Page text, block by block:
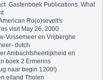
Gastenboek Publications What
Ro(o)sevelt's
visit May 26, 2000
Vossemeer en Vrijberghe
dutch
Ambachtsheerlijkheid en
boek 2 Ermerins
naar begin 1200!)
eiland Tholen